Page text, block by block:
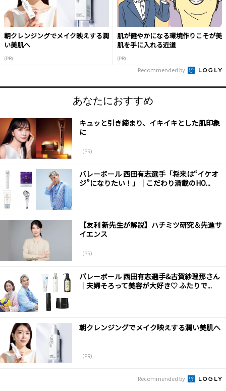
朝クレンジングでメイク映えする潤
い美肌へ
(PR)
肌が健やかになる環境作りこそが美
肌を手に入れる近道
(PR)
Recommended by
あなたにおすすめ
キュッと引き締まり、イキイキとした肌印象
に
（PR）
バレーボール 西田有志選手「将来は“イケオ
ジ”になりたい！」｜こだわり満載のHO...
【友利 新先生が解説】ハチミツ研究＆先進サ
イエンス
（PR）
バレーボール 西田有志選手&古賀紗理那さん
｜夫婦そろって美容が大好き♡ ふたりで...
朝クレンジングでメイク映えする潤い美肌へ
（PR）
Recommended by